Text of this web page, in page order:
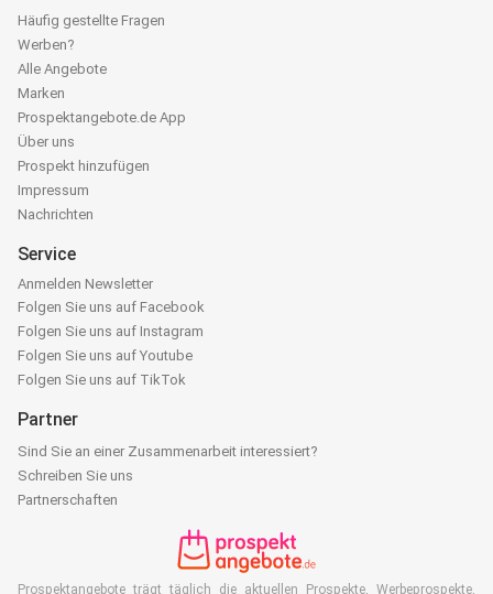
Häufig gestellte Fragen
Werben?
Alle Angebote
Marken
Prospektangebote.de App
Über uns
Prospekt hinzufügen
Impressum
Nachrichten
Service
Anmelden Newsletter
Folgen Sie uns auf Facebook
Folgen Sie uns auf Instagram
Folgen Sie uns auf Youtube
Folgen Sie uns auf TikTok
Partner
Sind Sie an einer Zusammenarbeit interessiert?
Schreiben Sie uns
Partnerschaften
Prospektangebote trägt täglich die aktuellen Prospekte, Werbeprospekte,